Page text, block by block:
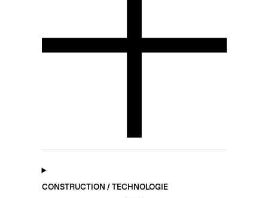
CONSTRUCTION / TECHNOLOGIE